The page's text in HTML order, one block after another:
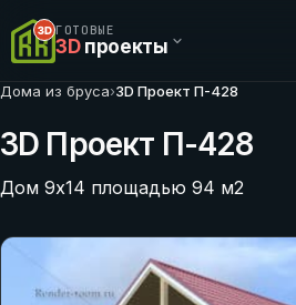
ГОТОВЫЕ
3Dпроекты
Дома из бруса›3D Проект П-428
3D Проект П-428
Дом 9х14 площадью 94 м2